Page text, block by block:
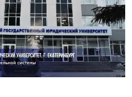
проект